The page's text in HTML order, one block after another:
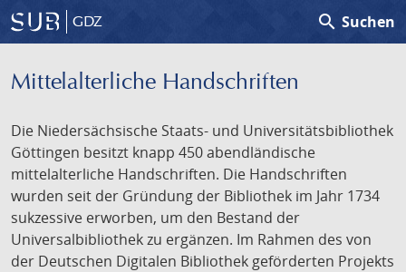
GDZ search Suchen
Mittelalterliche Handschriften
Die Niedersächsische Staats- und Universitätsbibliothek
Göttingen besitzt knapp 450 abendländische
mittelalterliche Handschriften. Die Handschriften
wurden seit der Gründung der Bibliothek im Jahr 1734
sukzessive erworben, um den Bestand der
Universalbibliothek zu ergänzen. Im Rahmen des von
der Deutschen Digitalen Bibliothek geförderten Projekts